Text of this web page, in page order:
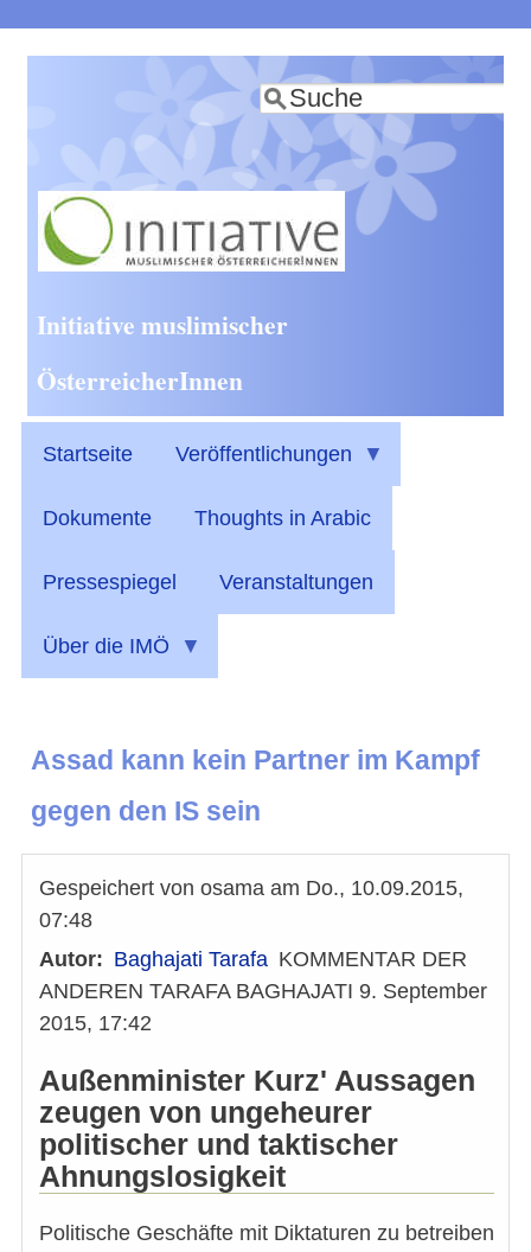
zum
Inhalt
Suche
Initiative muslimischer
ÖsterreicherInnen
Startseite Veröffentlichungen
Dokumente Thoughts in Arabic
Pressespiegel Veranstaltungen
Über die IMÖ
Assad kann kein Partner im Kampf
gegen den IS sein
Gespeichert von osama am Do., 10.09.2015,
07:48
Autor
Baghajati Tarafa KOMMENTAR DER
ANDEREN TARAFA BAGHAJATI 9. September
2015, 17:42
Außenminister Kurz' Aussagen
zeugen von ungeheurer
politischer und taktischer
Ahnungslosigkeit
Politische Geschäfte mit Diktaturen zu betreiben